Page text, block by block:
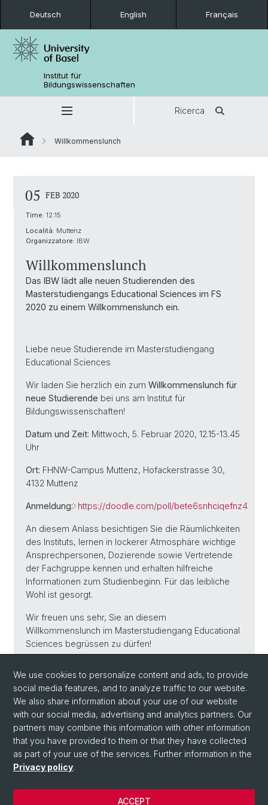
Deutsch English Français
Institut für
Bildungswissenschaften
Ricerca
Willkommenslunch
05 FEB 2020
Time: 12:15
Località: Muttenz
Organizzatore: IBW
Willkommenslunch
Das IBW lädt alle neuen Studierenden des
Masterstudiengangs Educational Sciences im FS
2020 zu einem Willkommenslunch ein.
Liebe neue Studierende im Masterstudiengang
Educational Sciences
Wir laden Sie herzlich ein zum Willkommenslunch für
neue Studierende bei uns am Institut für
Bildungswissenschaften!
Datum und Zeit: Mittwoch, 5. Februar 2020, 12.15-13.45
Uhr
Ort: FHNW-Campus Muttenz, Hofackerstrasse 30,
4132 Muttenz
Anmeldung: https://doodle.com/poll/bete6snhciqefnz4
An diesem Anlass besichtigen Sie die Räumlichkeiten
des Instituts, lernen in lockerer Atmosphäre wichtige
Ansprechpersonen, Dozierende sowie Vertretende
der Fachgruppe kennen und erhalten hilfreiche
Informationen zum Studienbeginn. Für das leibliche
Wohl ist gesorgt.
Wir freuen uns sehr, Sie an diesem
Willkommenslunch im Masterstudiengang Educational
Sciences begrüssen zu dürfen!
Das Team des Instituts für Bildungswissenschaften
Back
We use cookies to personalize content and ads, to provide
social media features, and to analyze traffic to our website.
We also share information about your use of our website
with our social media, advertising and analytics partners. Our
partners may combine this information with other information
that you have provided to them or that they have collected
as part of your use of the services. Further information in the
Privacy policy.
ACCEPT